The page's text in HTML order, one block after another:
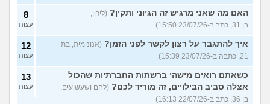
האם מה שאני מרגיש זה הגיוני ותקין? (לירון,
בן 31, כתב ב-23/07/26 15:50)
8
עצות
איך להתגבר על רצון לקשר לפני הזמן? (אנונימית, בת
21, כתבה ב-23/07/26 15:39)
12
עצות
כשאתם רואים מישהי ברשתות החברתיות שהכול
אצלה סביב הבילויים, זה מוריד לכם? (לחם ושעשועים,
בן 36, כתב ב-22/07/26 16:13)
13
עצות